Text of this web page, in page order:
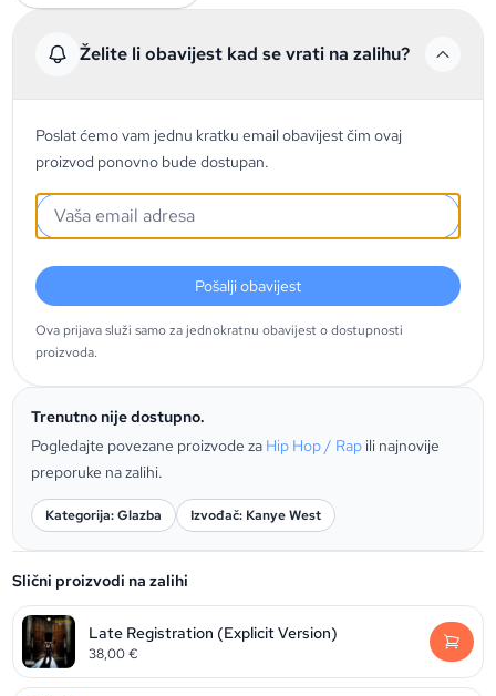
Želite li obavijest kad se vrati na zalihu?
Poslat ćemo vam jednu kratku email obavijest čim ovaj
proizvod ponovno bude dostupan.
Pošalji obavijest
Ova prijava služi samo za jednokratnu obavijest o dostupnosti
proizvoda.
Trenutno nije dostupno.
Pogledajte povezane proizvode za Hip Hop / Rap ili najnovije
preporuke na zalihi.
Kategorija: Glazba Izvođač: Kanye West
Slični proizvodi na zalihi
Late Registration (Explicit Version)
38,00€